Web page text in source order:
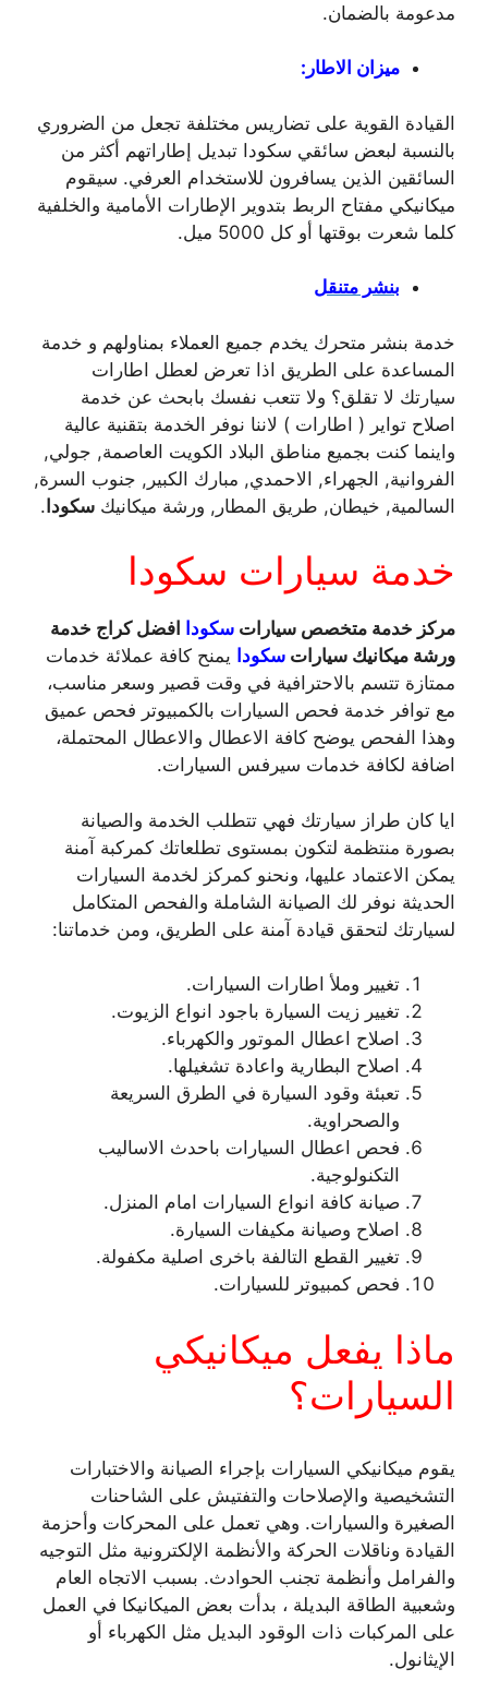
مدعومة بالضمان.
ميزان الاطار:
القيادة القوية على تضاريس مختلفة تجعل من الضروري
بالنسبة لبعض سائقي سكودا تبديل إطاراتهم أكثر من
السائقين الذين يسافرون للاستخدام العرفي. سيقوم
ميكانيكي مفتاح الربط بتدوير الإطارات الأمامية والخلفية
كلما شعرت بوقتها أو كل 5000 ميل.
بنشر متنقل
خدمة بنشر متحرك يخدم جميع العملاء بمناولهم و خدمة
المساعدة على الطريق اذا تعرض لعطل اطارات
سيارتك لا تقلق؟ ولا تتعب نفسك بابحث عن خدمة
اصلاح تواير ( اطارات ) لاننا نوفر الخدمة بتقنية عالية
واينما كنت بجميع مناطق البلاد الكويت العاصمة, جولي,
الفروانية, الجهراء, الاحمدي, مبارك الكبير, جنوب السرة,
السالمية, خيطان, طريق المطار, ورشة ميكانيك سكودا.
خدمة سيارات سكودا
مركز خدمة متخصص سيارات سكودا
افضل كراج خدمة
ورشة ميكانيك سيارات سكودا يمنح كافة عملائة خدمات
ممتازة تتسم بالاحترافية في وقت قصير وسعر مناسب،
مع توافر خدمة فحص السيارات بالكمبيوتر فحص عميق
وهذا الفحص يوضح كافة الاعطال والاعطال المحتملة،
اضافة لكافة خدمات سيرفس السيارات.
ايا كان طراز سيارتك فهي تتطلب الخدمة والصيانة
بصورة منتظمة لتكون بمستوى تطلعاتك كمركبة آمنة
يمكن الاعتماد عليها، ونحنو كمركز لخدمة السيارات
الحديثة نوفر لك الصيانة الشاملة والفحص المتكامل
لسيارتك لتحقق قيادة آمنة على الطريق، ومن خدماتنا:
تغيير وملأ اطارات السيارات.
تغيير زيت السيارة باجود انواع الزيوت.
اصلاح اعطال الموتور والكهرباء.
اصلاح البطارية واعادة تشغيلها.
تعبئة وقود السيارة في الطرق السريعة
والصحراوية.
فحص اعطال السيارات باحدث الاساليب
التكنولوجية.
صيانة كافة انواع السيارات امام المنزل.
اصلاح وصيانة مكيفات السيارة.
تغيير القطع التالفة باخرى اصلية مكفولة.
فحص كمبيوتر للسيارات.
ماذا يفعل ميكانيكي
السيارات؟
يقوم ميكانيكي السيارات بإجراء الصيانة والاختبارات
التشخيصية والإصلاحات والتفتيش على الشاحنات
الصغيرة والسيارات. وهي تعمل على المحركات وأحزمة
القيادة وناقلات الحركة والأنظمة الإلكترونية مثل التوجيه
والفرامل وأنظمة تجنب الحوادث. بسبب الاتجاه العام
وشعبية الطاقة البديلة ، بدأت بعض الميكانيكا في العمل
على المركبات ذات الوقود البديل مثل الكهرباء أو
الإيثانول.